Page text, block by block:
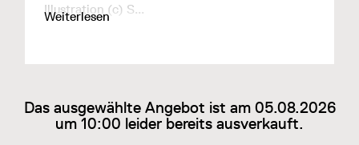
Illustration (c) S...
Weiterlesen
Das ausgewählte Angebot ist am 05.08.2026
um 10:00 leider bereits ausverkauft.